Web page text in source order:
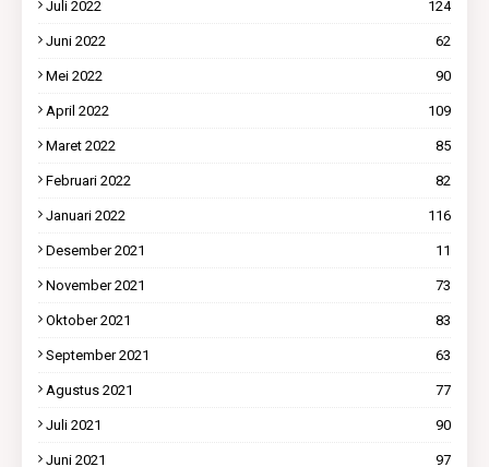
Juli 2022 124
Juni 2022 62
Mei 2022 90
April 2022 109
Maret 2022 85
Februari 2022 82
Januari 2022 116
Desember 2021 11
November 2021 73
Oktober 2021 83
September 2021 63
Agustus 2021 77
Juli 2021 90
Juni 2021 97